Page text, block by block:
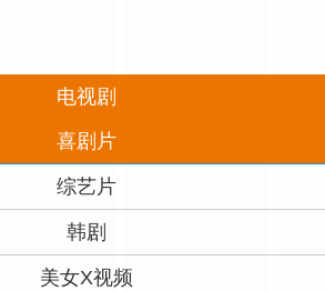
电视剧
喜剧片
综艺片
韩剧
美女X视频